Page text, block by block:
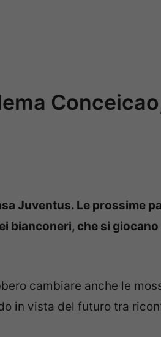
Juventus. Le prossime
bianconeri, che si giocano
cambiare anche le
in vista del futuro tra